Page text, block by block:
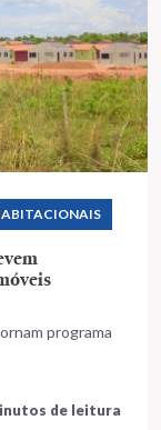
programa
de leitura